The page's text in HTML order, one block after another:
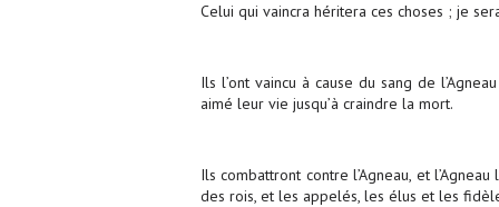
Celui qui vaincra héritera ces choses ; je
Ils l’ont vaincu à cause du sang de
aimé leur vie jusqu’à craindre la mort.
Ils combattront contre l’Agneau, et
des rois, et les appelés, les élus et les